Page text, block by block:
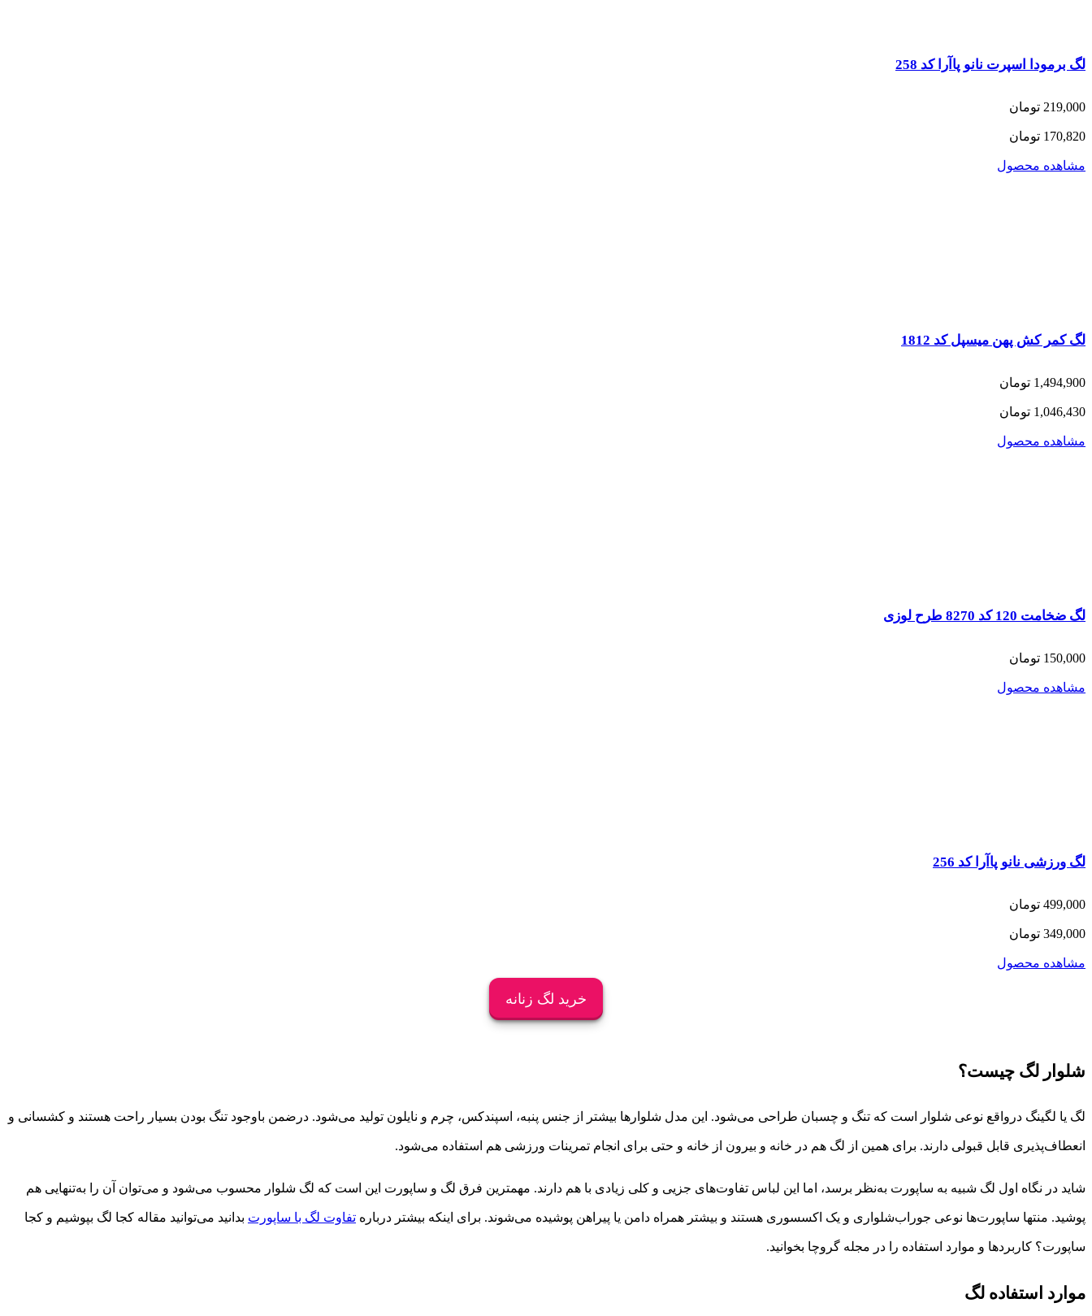
لگ برمودا اسپرت نانو پاآرا کد 258
219,000 تومان
170,820 تومان
مشاهده محصول
لگ کمر کش پهن میسپل کد 1812
1,494,900 تومان
1,046,430 تومان
مشاهده محصول
لگ ضخامت 120 کد 8270 طرح لوزی
150,000 تومان
مشاهده محصول
لگ ورزشی نانو پاآرا کد 256
499,000 تومان
349,000 تومان
مشاهده محصول
خرید لگ زنانه
شلوار لگ چیست؟
لگ یا لگینگ درواقع نوعی شلوار است که تنگ و چسبان طراحی می‌شود. این مدل شلوارها بیشتر از جنس پنبه، اسپندکس، چرم و نایلون تولید می‌شود. درضمن باوجود تنگ بودن بسیار راحت هستند و کشسانی و
انعطاف‌پذیری قابل قبولی دارند. برای همین از لگ هم در خانه و بیرون از خانه و حتی برای انجام تمرینات ورزشی هم استفاده می‌شود.
شاید در نگاه اول لگ شبیه به ساپورت به‌نظر برسد، اما این لباس تفاوت‌های جزیی و کلی زیادی با هم دارند. مهمترین فرق لگ و ساپورت این است که لگ شلوار محسوب می‌شود و می‌توان آن را به‌تنهایی هم
پوشید. منتها ساپورت‌ها نوعی جوراب‌شلواری و یک اکسسوری هستند و بیشتر همراه دامن یا پیراهن پوشیده می‌شوند. برای اینکه بیشتر درباره تفاوت لگ با ساپورت بدانید می‌توانید مقاله کجا لگ بپوشیم و کجا
ساپورت؟ کاربردها و موارد استفاده را در مجله گروچا بخوانید.
موارد استفاده لگ